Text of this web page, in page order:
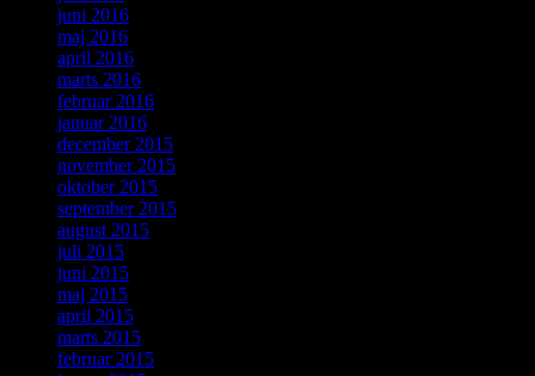
juni 2016
maj 2016
april 2016
marts 2016
februar 2016
januar 2016
december 2015
november 2015
oktober 2015
september 2015
august 2015
juli 2015
juni 2015
maj 2015
april 2015
marts 2015
februar 2015